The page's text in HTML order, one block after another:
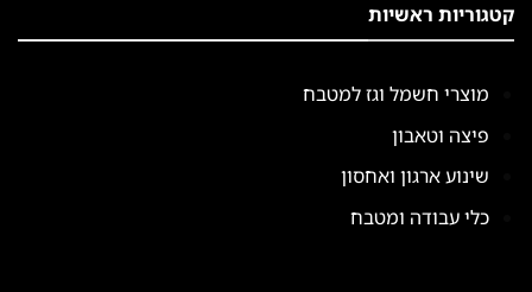
קטגוריות ראשיות
מוצרי חשמל וגז למטבח
פיצה וטאבון
שינוע ארגון ואחסון
כלי עבודה ומטבח